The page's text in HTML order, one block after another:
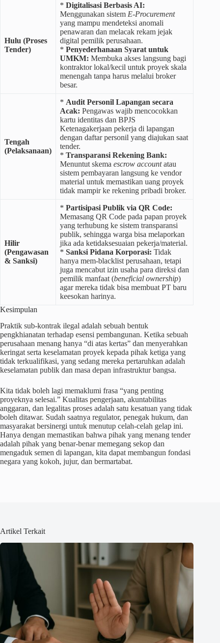
Hulu (Proses
Tender)
* Digitalisasi Berbasis AI:
Menggunakan sistem E-Procurement
yang mampu mendeteksi anomali
penawaran dan melacak rekam jejak
digital pemilik perusahaan.
* Penyederhanaan Syarat untuk
UMKM: Membuka akses langsung bagi
kontraktor lokal/kecil untuk proyek skala
menengah tanpa harus melalui broker
besar.
Tengah
(Pelaksanaan)
* Audit Personil Lapangan secara
Acak: Pengawas wajib mencocokkan
kartu identitas dan BPJS
Ketenagakerjaan pekerja di lapangan
dengan daftar personil yang diajukan saat
tender.
* Transparansi Rekening Bank:
Menuntut skema escrow accountatau
sistem pembayaran langsung ke vendor
material untuk memastikan uang proyek
tidak mampir ke rekening pribadi broker.
Hilir
(Pengawasan
& Sanksi)
* Partisipasi Publik via QR Code:
Memasang QR Code pada papan proyek
yang terhubung ke sistem transparansi
publik, sehingga warga bisa melaporkan
jika ada ketidaksesuaian pekerja/material.
* Sanksi Pidana Korporasi: Tidak
hanya mem-blacklist perusahaan, tetapi
juga mencabut izin usaha para direksi dan
pemilik manfaat (beneficial ownership)
agar mereka tidak bisa membuat PT baru
keesokan harinya.
Kesimpulan
Praktik sub-kontrak ilegal adalah sebuah bentuk
pengkhianatan terhadap esensi pembangunan. Ketika sebuah
perusahaan menang hanya “di atas kertas” dan menyerahkan
keringat serta keselamatan proyek kepada pihak ketiga yang
tidak terkualifikasi, yang sedang mereka pertaruhkan adalah
keselamatan publik dan masa depan infrastruktur bangsa.
Kita tidak boleh lagi memaklumi frasa “yang penting
proyeknya selesai.” Kualitas pengerjaan, akuntabilitas
anggaran, dan legalitas proses adalah satu kesatuan yang tidak
boleh ditawar. Sudah saatnya regulator, penegak hukum, dan
masyarakat bersinergi untuk menutup celah-celah gelap ini.
Hanya dengan memastikan bahwa pihak yang menang tender
adalah pihak yang benar-benar memegang sekop dan
mengaduk semen di lapangan, kita dapat membangun fondasi
negara yang kokoh, jujur, dan bermartabat.
Artikel Terkait